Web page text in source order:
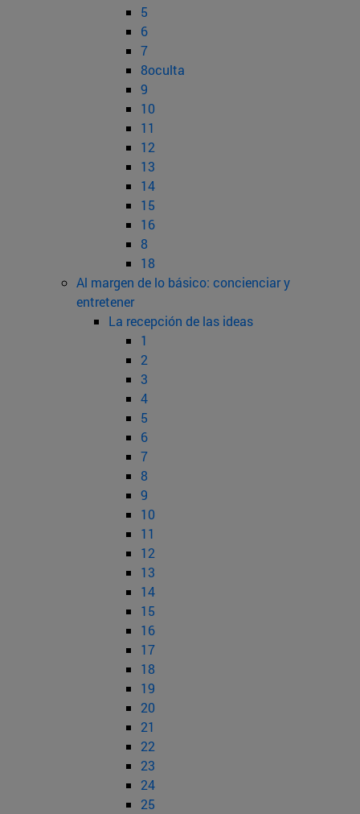
5
6
7
8oculta
9
10
11
12
13
14
15
16
8
18
Al margen de lo básico: concienciar y
entretener
La recepción de las ideas
1
2
3
4
5
6
7
8
9
10
11
12
13
14
15
16
17
18
19
20
21
22
23
24
25